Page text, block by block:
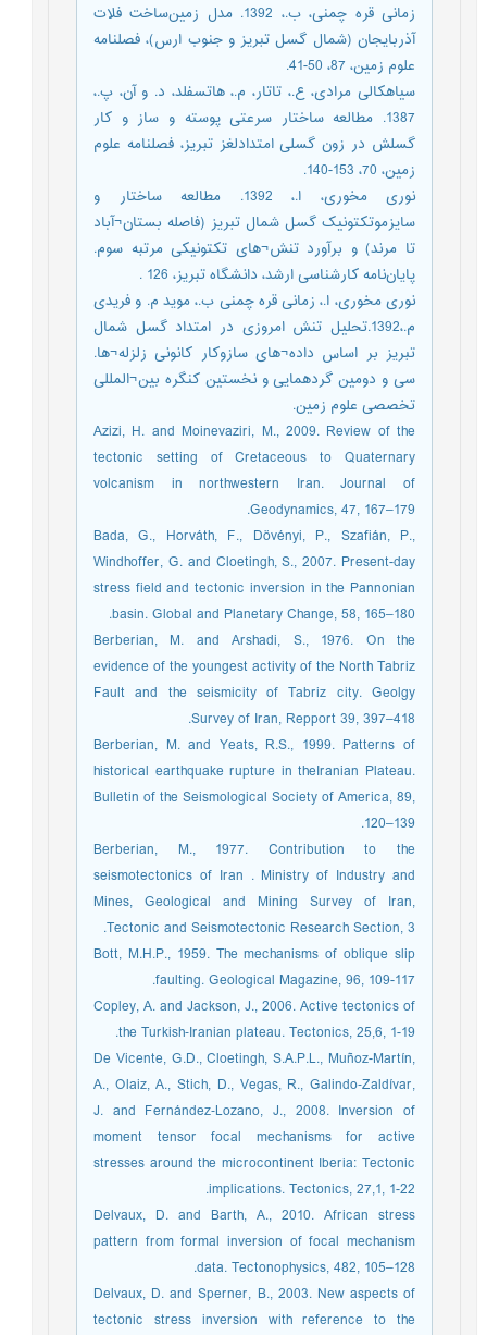
زمانی قره چمنی، ب.، 1392. مدل زمین‌ساخت فلات
آذربايجان (شمال گسل تبريز و جنوب ارس)، فصلنامه
علوم زمین، 87، 50-41.
سیاهکالی مرادی، ع.، تاتار، م.، هاتسفلد، د. و آن، پ.،
1387. مطالعه ساختار سرعتی پوسته و ساز و کار
گسلش در زون گسلی امتدادلغز تبریز، فصلنامه علوم
زمین، 70، 153-140.
نوری مخوری، ا.، 1392. مطالعه ساختار و
سایزموتکتونیک گسل شمال تبریز (فاصله بستان¬آباد
تا مرند) و برآورد تنش¬های تکتونیکی مرتبه سوم.
پایان‌نامه کارشناسی ارشد، دانشگاه تبریز، 126 .
نوری مخوری، ا.، زمانی قره چمنی ب.، موید م. و فریدی
م.،1392.تحلیل تنش امروزی در امتداد گسل شمال
تبریز بر اساس داده¬های سازوکار کانونی زلزله¬ها.
سی و دومین گردهمایی و نخستین کنگره بین¬المللی
تخصصی علوم زمین.
Azizi, H. and Moinevaziri, M., 2009. Review of the
tectonic setting of Cretaceous to Quaternary
volcanism in northwestern Iran. Journal of
Geodynamics, 47, 167–179.
Bada, G., Horváth, F., Dövényi, P., Szafián, P.,
Windhoffer, G. and Cloetingh, S., 2007. Present-day
stress field and tectonic inversion in the Pannonian
basin. Global and Planetary Change, 58, 165–180.
Berberian, M. and Arshadi, S., 1976. On the
evidence of the youngest activity of the North Tabriz
Fault and the seismicity of Tabriz city. Geolgy
Survey of Iran, Repport 39, 397–418.
Berberian, M. and Yeats, R.S., 1999. Patterns of
historical earthquake rupture in theIranian Plateau.
Bulletin of the Seismological Society of America, 89,
120–139.
Berberian, M., 1977. Contribution to the
seismotectonics of Iran . Ministry of Industry and
Mines, Geological and Mining Survey of Iran,
Tectonic and Seismotectonic Research Section, 3.
Bott, M.H.P., 1959. The mechanisms of oblique slip
faulting. Geological Magazine, 96, 109-117.
Copley, A. and Jackson, J., 2006. Active tectonics of
the Turkish‐Iranian plateau. Tectonics, 25,6, 1-19.
De Vicente, G.D., Cloetingh, S.A.P.L., Muñoz-Martín,
A., Olaiz, A., Stich, D., Vegas, R., Galindo‐Zaldívar,
J. and Fernández‐Lozano, J., 2008. Inversion of
moment tensor focal mechanisms for active
stresses around the microcontinent Iberia: Tectonic
implications. Tectonics, 27,1, 1-22.
Delvaux, D. and Barth, A., 2010. African stress
pattern from formal inversion of focal mechanism
data. Tectonophysics, 482, 105–128.
Delvaux, D. and Sperner, B., 2003. New aspects of
tectonic stress inversion with reference to the